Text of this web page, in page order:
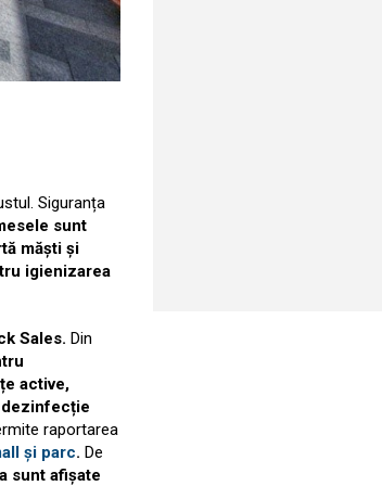
Siguranța
sunt
măști și
igienizarea
Sales. Din
active,
dezinfecție
raportarea
și parc. De
sunt afișate